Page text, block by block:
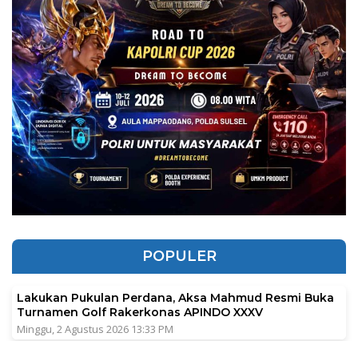
POPULER
Lakukan Pukulan Perdana, Aksa Mahmud Resmi Buka
Turnamen Golf Rakerkonas APINDO XXXV
Minggu, 2 Agustus 2026 13:33 PM